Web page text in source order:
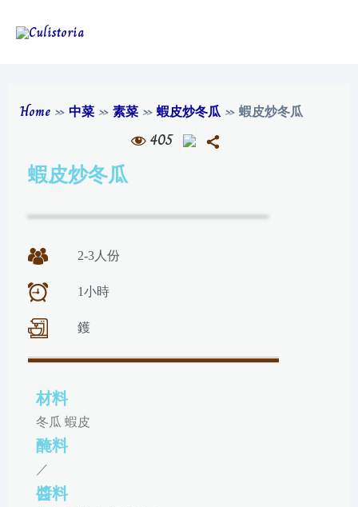
Home »中菜 »素菜 »蝦皮炒冬瓜»蝦皮炒冬瓜
405
蝦皮炒冬瓜
2-3人份
1小時
鑊
材料
冬瓜 蝦皮
醃料
／
醬料